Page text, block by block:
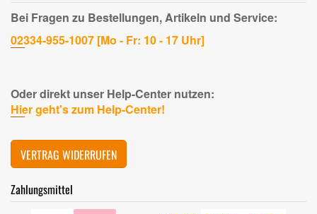
Bei Fragen zu Bestellungen, Artikeln und Service:
02334-955-1007 [Mo - Fr: 10 - 17 Uhr]
Oder direkt unser Help-Center nutzen:
Hier geht's zum Help-Center!
VERTRAG WIDERRUFEN
Zahlungsmittel